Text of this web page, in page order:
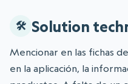
Solution
Mencionar en las fichas
en la aplicación, la